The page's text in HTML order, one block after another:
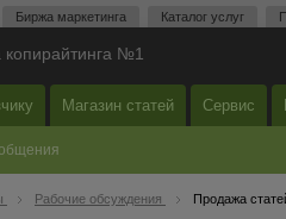
Биржа маркетинга Каталог услуг
копирайтинга №1
Магазин статей Сервис
Рабочие обсуждения Продажа